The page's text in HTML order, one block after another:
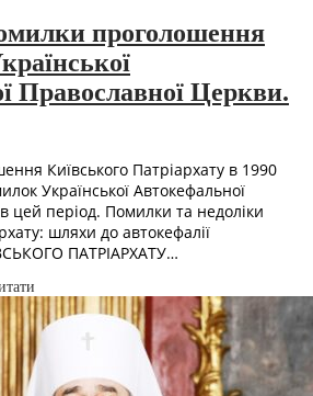
проголошення
Православної Церкви.
Київського Патріархату в 1990
Української Автокефальної
цей період. Помилки та недоліки
шляхи до автокефалії
ПАТРІАРХАТУ…